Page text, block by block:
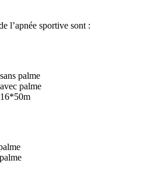
l’apnée sportive sont :
palme
palme